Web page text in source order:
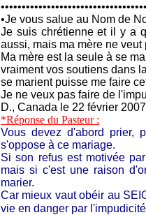
•Je vous salue au Nom de
Je suis chrétienne et il y a
aussi, mais ma mère ne
Ma mère est la seule à se
vraiment vos soutiens dans
se marient puisse me faire
Je ne veux pas faire de
D., Canada le 22 février
*Réponse du Pasteur :
Vous devez d'abord prier,
s'oppose à ce mariage.
Si son refus est motivée
mais si c'est une raison
marier.
Car mieux vaut obéir au
vie en danger par